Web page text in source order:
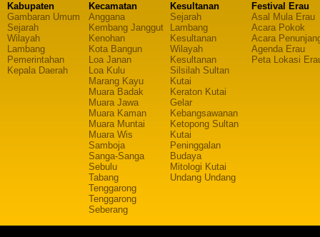
Kabupaten
Gambaran Umum
Sejarah
Wilayah
Lambang
Pemerintahan
Kepala Daerah
Kecamatan
Anggana
Kembang Janggut
Kenohan
Kota Bangun
Loa Janan
Loa Kulu
Marang Kayu
Muara Badak
Muara Jawa
Muara Kaman
Muara Muntai
Muara Wis
Samboja
Sanga-Sanga
Sebulu
Tabang
Tenggarong
Tenggarong
Seberang
Kesultanan
Sejarah
Lambang
Kesultanan
Wilayah
Kesultanan
Silsilah Sultan
Kutai
Keraton Kutai
Gelar
Kebangsawanan
Ketopong Sultan
Kutai
Peninggalan
Budaya
Mitologi Kutai
Undang Undang
Festival Erau
Asal Mula Erau
Acara Pokok
Acara
Agenda Erau
Peta Lokasi